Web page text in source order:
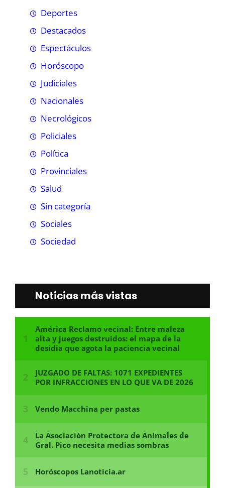
Deportes
Destacados
Espectáculos
Horóscopo
Judiciales
Nacionales
Necrológicos
Policiales
Política
Provinciales
Salud
Sin categoría
Sociales
Sociedad
Noticias más vistas